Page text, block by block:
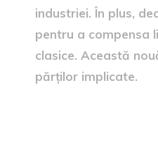
industriei. În plus,
pentru a compensa
clasice. Această
părților implicate.